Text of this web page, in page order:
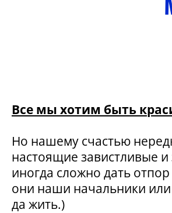
Все мы хотим быть
Но нашему счастью
настоящие завистливые
иногда сложно дать
они наши начальники
да жить.)